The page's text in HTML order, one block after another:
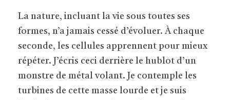
La nature, incluant la vie sous toutes ses
formes, n’a jamais cessé d’évoluer. À chaque
seconde, les cellules apprennent pour mieux
répéter. J’écris ceci derrière le hublot d’un
monstre de métal volant. Je contemple les
turbines de cette masse lourde et je suis